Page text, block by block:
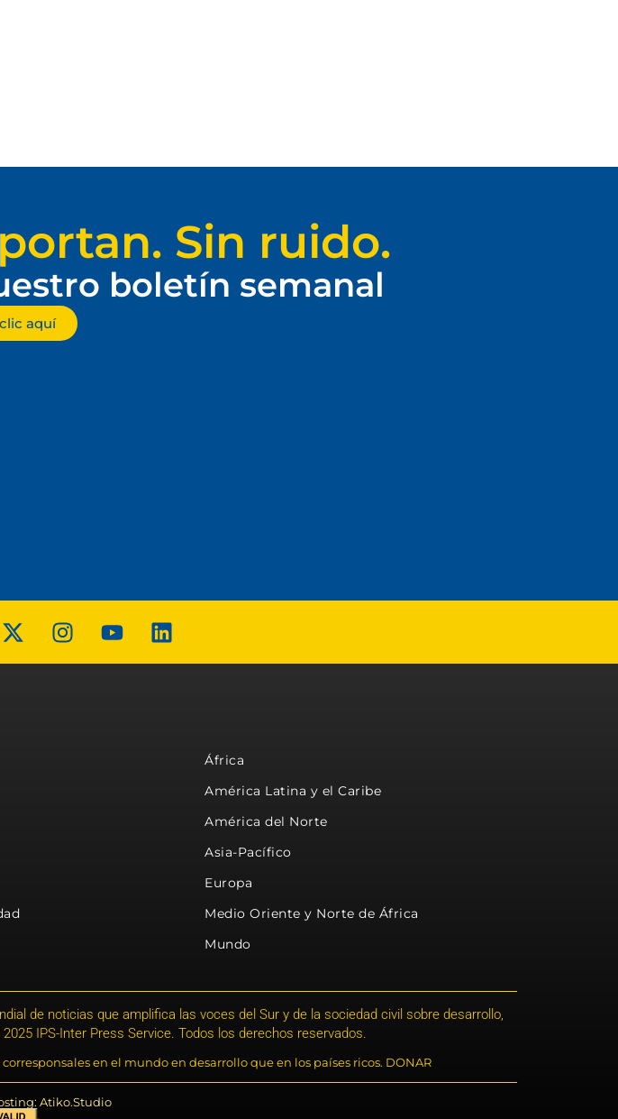
Sin ruido.
boletín semanal
aquí
África
América Latina y el Caribe
América del Norte
Asia-Pacífico
Europa
Medio Oriente y Norte de África
Mundo
de noticias que amplifica las voces del Sur y de la sociedad civil sobre desarrollo,
IPS-Inter Press Service. Todos los derechos reservados.
en el mundo en desarrollo que en los países ricos. DONAR
Atiko.Studio